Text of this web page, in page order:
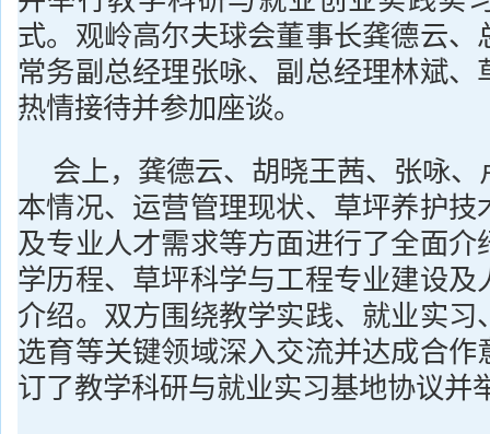
式。观岭高尔夫球会董事长龚德云、
常务副总经理张咏、副总经理林斌、
热情接待并参加座谈。
会上，龚德云、胡晓王茜、张咏
本情况、运营管理现状、草坪养护技
及专业人才需求等方面进行了全面介
学历程、草坪科学与工程专业建设及
介绍。双方围绕教学实践、就业实习
选育等关键领域深入交流并达成合作
订了教学科研与就业实习基地协议并